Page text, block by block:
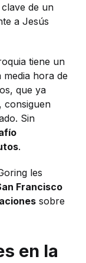
de un
a Jesús
tiene un
hora de
que ya
consiguen
Sin
.
les
Francisco
sobre
en la